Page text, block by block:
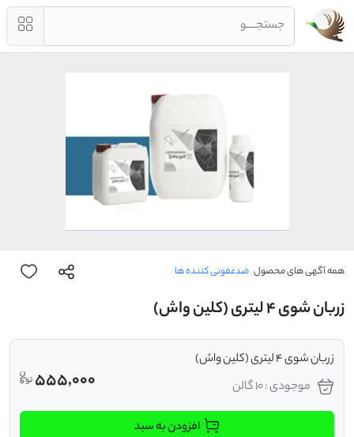
جستجــــو
همه آگهی های محصول ضدعفونی کننده ها
زربان شوی 4 لیتری (کلین واش)
زربان شوی 4 لیتری (کلین واش)
موجودی : 10 گالن
555,000
افزودن به سبد